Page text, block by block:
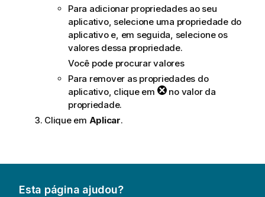
Para adicionar propriedades ao seu
aplicativo, selecione uma propriedade do
aplicativo e, em seguida, selecione os
valores dessa propriedade.
Você pode procurar valores
Para remover as propriedades do
aplicativo, clique em
no valor da
propriedade.
Clique em Aplicar.
Esta página ajudou?